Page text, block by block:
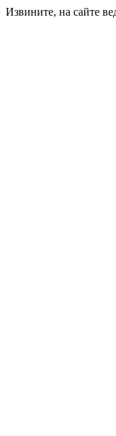
Извините, на сайте